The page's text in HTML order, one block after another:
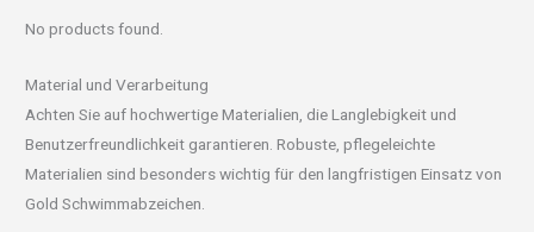
No products found.
Material und Verarbeitung
Achten Sie auf hochwertige Materialien, die Langlebigkeit und
Benutzerfreundlichkeit garantieren. Robuste, pflegeleichte
Materialien sind besonders wichtig für den langfristigen Einsatz von
Gold Schwimmabzeichen.